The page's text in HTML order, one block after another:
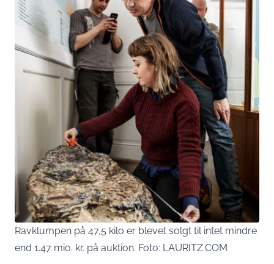
Ravklumpen på 47,5 kilo er blevet solgt til intet mindre
end 1.47 mio. kr. på auktion. Foto: LAURITZ.COM